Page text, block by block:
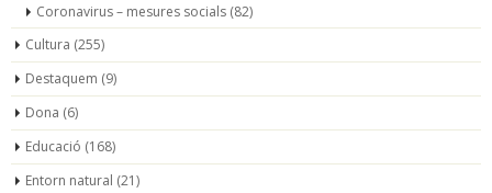
Coronavirus – mesures socials (82)
Cultura (255)
Destaquem (9)
Dona (6)
Educació (168)
Entorn natural (21)